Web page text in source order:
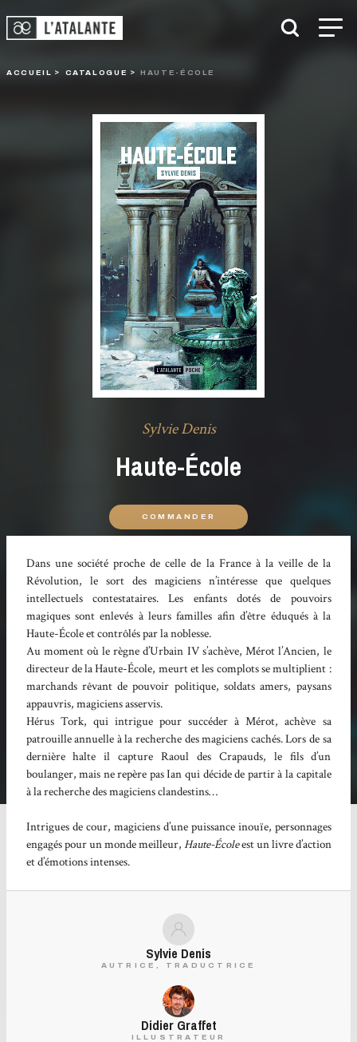
ACCUEIL CATALOGUE HAUTE-ÉCOLE
Sylvie Denis
Haute-École
COMMANDER
Dans une société proche de celle de la France à la veille de la
Révolution, le sort des magiciens n’intéresse que quelques
intellectuels contestataires. Les enfants dotés de pouvoirs
magiques sont enlevés à leurs familles afin d’être éduqués à la
Haute-École et contrôlés par la noblesse.
Au moment où le règne d’Urbain IV s’achève, Mérot l’Ancien, le
directeur de la Haute-École, meurt et les complots se multiplient :
marchands rêvant de pouvoir politique, soldats amers, paysans
appauvris, magiciens asservis.
Hérus Tork, qui intrigue pour succéder à Mérot, achève sa
patrouille annuelle à la recherche des magiciens cachés. Lors de sa
dernière halte il capture Raoul des Crapauds, le fils d’un
boulanger, mais ne repère pas Ian qui décide de partir à la capitale
à la recherche des magiciens clandestins…
Intrigues de cour, magiciens d’une puissance inouïe, personnages
engagés pour un monde meilleur, Haute-Écoleest un livre d’action
et d’émotions intenses.
Sylvie Denis
AUTRICE, TRADUCTRICE
Didier Graffet
ILLUSTRATEUR